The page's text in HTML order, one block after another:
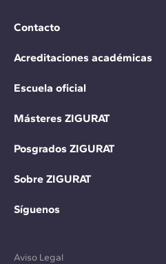
Contacto
Acreditaciones académicas
Escuela oficial
Másteres ZIGURAT
Posgrados ZIGURAT
Sobre ZIGURAT
Síguenos
Aviso Legal